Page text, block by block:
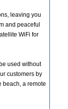
leaving you
and peaceful
WiFi for
used without
customers by
beach, a remote